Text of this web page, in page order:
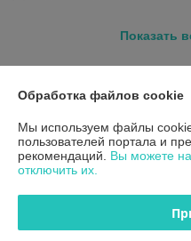
Показать
О нас
Контакты
Обработка файлов cookie
Мы используем файлы
пользователей портала и
рекомендаций. Вы можете
отключить их.